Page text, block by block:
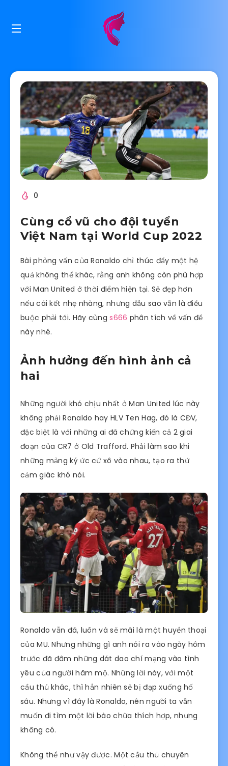
0
Cùng cổ vũ cho đội tuyển
Việt Nam tại World Cup 2022
Bài phỏng vấn của Ronaldo chỉ thúc đẩy một hệ
quả không thể khác, rằng anh không còn phù hợp
với Man United ở thời điểm hiện tại. Sẽ đẹp hơn
nếu cái kết nhẹ nhàng, nhưng dẫu sao vẫn là điều
buộc phải tới. Hãy cùngs666 phân tích về vấn đề
này nhé.
Ảnh hưởng đến hình ảnh cả
hai
Những người khó chịu nhất ở Man United lúc này
không phải Ronaldo hay HLV Ten Hag, đó là CĐV,
đặc biệt là với những ai đã chứng kiến cả 2 giai
đoạn của CR7 ở Old Trafford. Phải làm sao khi
những mảng ký ức cứ xô vào nhau, tạo ra thứ
cảm giác khó nói.
Ronaldo vẫn đã, luôn và sẽ mãi là một huyền thoại
của MU. Nhưng những gì anh nói ra vào ngày hôm
trước đã đâm những dát dao chí mạng vào tình
yêu của người hâm mộ. Những lời này, với một
cầu thủ khác, thì hẳn nhiên sẽ bị đạp xuống hố
sâu. Nhưng vì đây là Ronaldo, nên người ta vẫn
muốn đi tìm một lời bào chữa thích hợp, nhưng
không có.
Không thể như vậy được. Một cầu thủ chuyên